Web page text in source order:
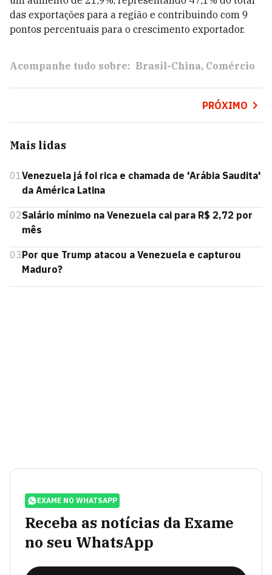
das exportações para a região e contribuindo com 9
pontos percentuais para o crescimento exportador.
Acompanhe tudo sobre: Brasil-China Comércio
PRÓXIMO
Mais lidas
01Venezuela já foi rica e chamada de 'Arábia Saudita'
da América Latina
02Salário mínimo na Venezuela cai para R$ 2,72 por
mês
03Por que Trump atacou a Venezuela e capturou
Maduro?
EXAME NO WHATSAPP
Receba as notícias da Exame
no seu WhatsApp